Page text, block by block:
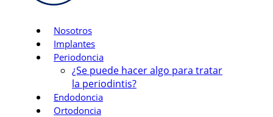
Nosotros
Implantes
Periodoncia
¿Se puede hacer algo para tratar
la periodintis?
Endodoncia
Ortodoncia